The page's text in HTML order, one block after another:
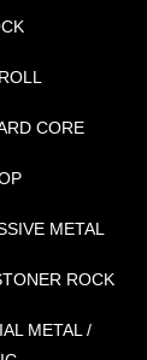
CORE
METAL
ROCK
METAL /